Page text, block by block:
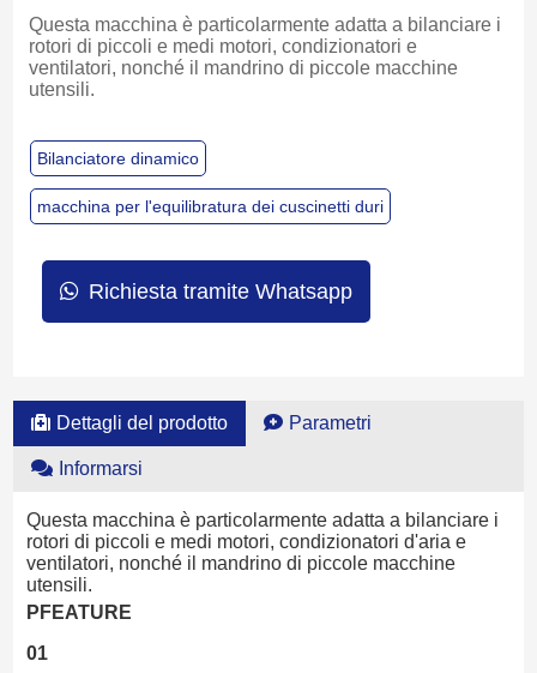
Questa macchina è particolarmente adatta a bilanciare i
rotori di piccoli e medi motori, condizionatori e
ventilatori, nonché il mandrino di piccole macchine
utensili.
Bilanciatore dinamico
macchina per l'equilibratura dei cuscinetti duri
Richiesta tramite Whatsapp
Dettagli del prodotto Parametri
Informarsi
Questa macchina è particolarmente adatta a bilanciare i
rotori di piccoli e medi motori, condizionatori d'aria e
ventilatori, nonché il mandrino di piccole macchine
utensili.
PFEATURE
01